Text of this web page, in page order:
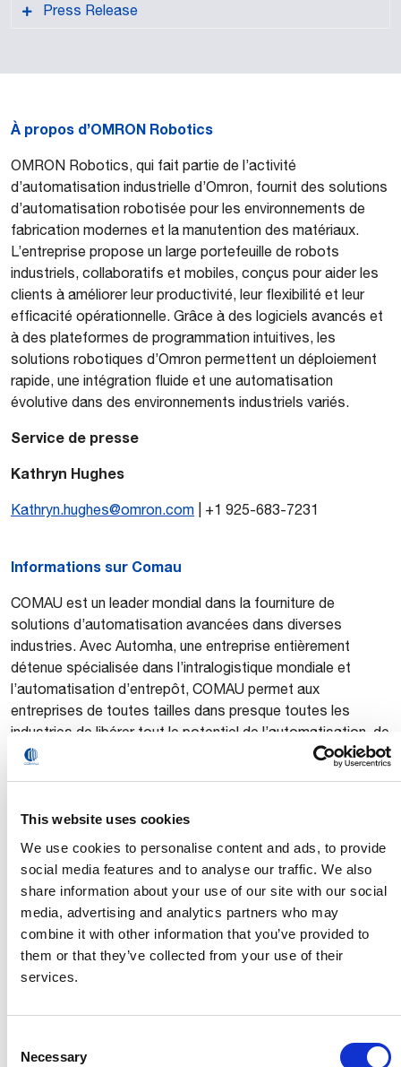
This website uses cookies
We use cookies to personalise content and ads, to provide
social media features and to analyse our traffic. We also
share information about your use of our site with our social
media, advertising and analytics partners who may
combine it with other information that you’ve provided to
them or that they’ve collected from your use of their
services.
Selection
Necessary
Press Release
À propos d’OMRON Robotics
OMRON Robotics, qui fait partie de l’activité
d’automatisation industrielle d’Omron, fournit des solutions
d’automatisation robotisée pour les environnements de
fabrication modernes et la manutention des matériaux.
L’entreprise propose un large portefeuille de robots
industriels, collaboratifs et mobiles, conçus pour aider les
clients à améliorer leur productivité, leur flexibilité et leur
efficacité opérationnelle. Grâce à des logiciels avancés et
à des plateformes de programmation intuitives, les
solutions robotiques d’Omron permettent un déploiement
rapide, une intégration fluide et une automatisation
évolutive dans des environnements industriels variés.
Service de presse
Kathryn Hughes
Kathryn.hughes@omron.com | +1 925-683-7231
Informations sur Comau
COMAU est un leader mondial dans la fourniture de
solutions d’automatisation avancées dans diverses
industries. Avec Automha, une entreprise entièrement
détenue spécialisée dans l’intralogistique mondiale et
l’automatisation d’entrepôt, COMAU permet aux
entreprises de toutes tailles dans presque toutes les
industries de libérer tout le potentiel de l’automatisation, de
la robotique et des technologies numériques – et
systèmes pour la fabrication de véhicules, avec une forte
présence dans l’e-Mobilité, ainsi que des solutions
robotiques et numériques de pointe pour une variété de
secteurs industriels, tels que les chantiers navals,
l’agroalimentaire, la logistique, la pharmacie et les énergies
renouvelables. COMAU propose également des services
de gestion de projet et de conseil et dispose d’une
stockage et de récupération automatisés intelligents et